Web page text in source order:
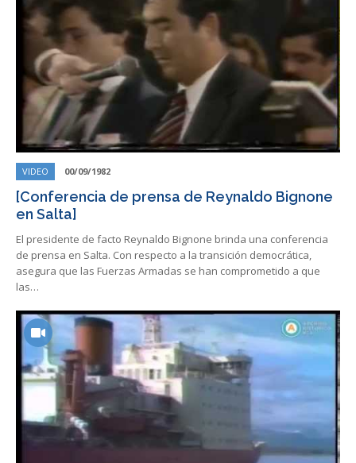
VIDEO 00/09/1982
[Conferencia de prensa de Reynaldo Bignone
en Salta]
El presidente de facto Reynaldo Bignone brinda una conferencia
de prensa en Salta. Con respecto a la transición democrática,
asegura que las Fuerzas Armadas se han comprometido a que
las…